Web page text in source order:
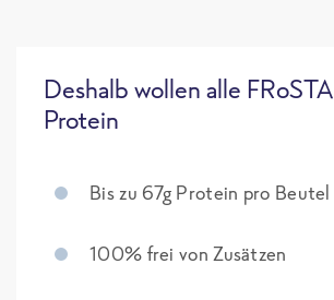
Deshalb wollen alle
Protein
Bis zu 67g Protein pro Beutel
100% frei von Zusätzen